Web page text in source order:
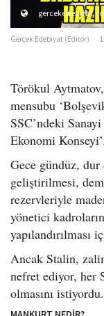
Gerçek Edebiyat (Editör)
Törökul
mensubu
SSC’ndeki
Ekonomi
Gece gündüz,
geliştirilmesi,
rezervleriyle
yönetici
yapılandırılması
Ancak Stalin,
nefret ediyor, her
olmasını istiyordu.